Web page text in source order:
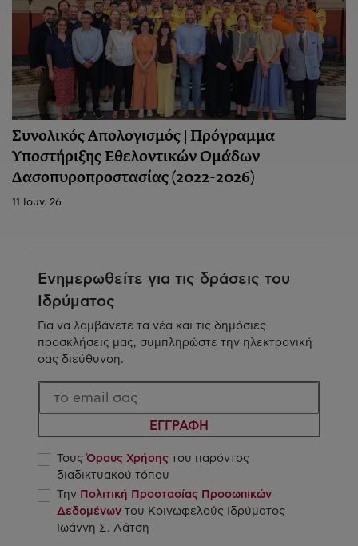
Συνολικός Απολογισμός | Πρόγραμμα
Υποστήριξης Εθελοντικών Ομάδων
Δασοπυροπροστασίας (2022-2026)
11 Ιουν. 26
Ενημερωθείτε για τις δράσεις του
Ιδρύματος
Για να λαμβάνετε τα νέα και τις δημόσιες
προσκλήσεις μας, συμπληρώστε την ηλεκτρονική
σας διεύθυνση.
ΕΓΓΡΑΦΗ
ΤουςΌρους Χρήσης του παρόντος
διαδικτυακού τόπου
Την Πολιτική Προστασίας Προσωπικών
Δεδομένων του Κοινωφελούς Ιδρύματος
Ιωάννη Σ. Λάτση